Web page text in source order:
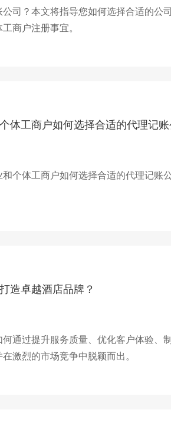
司？本文将指导您如何选择合适的公
商户注册事宜。
体工商户如何选择合适的代理记
个体工商户如何选择合适的代理记账
造卓越酒店品牌？
通过提升服务质量、优化客户体验、
激烈的市场竞争中脱颖而出。